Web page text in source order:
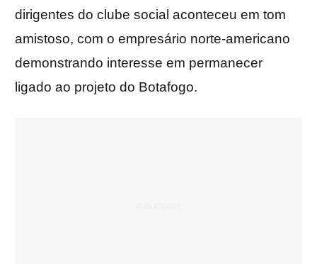
dirigentes do clube social aconteceu em tom
amistoso, com o empresário norte-americano
demonstrando interesse em permanecer
ligado ao projeto do Botafogo.